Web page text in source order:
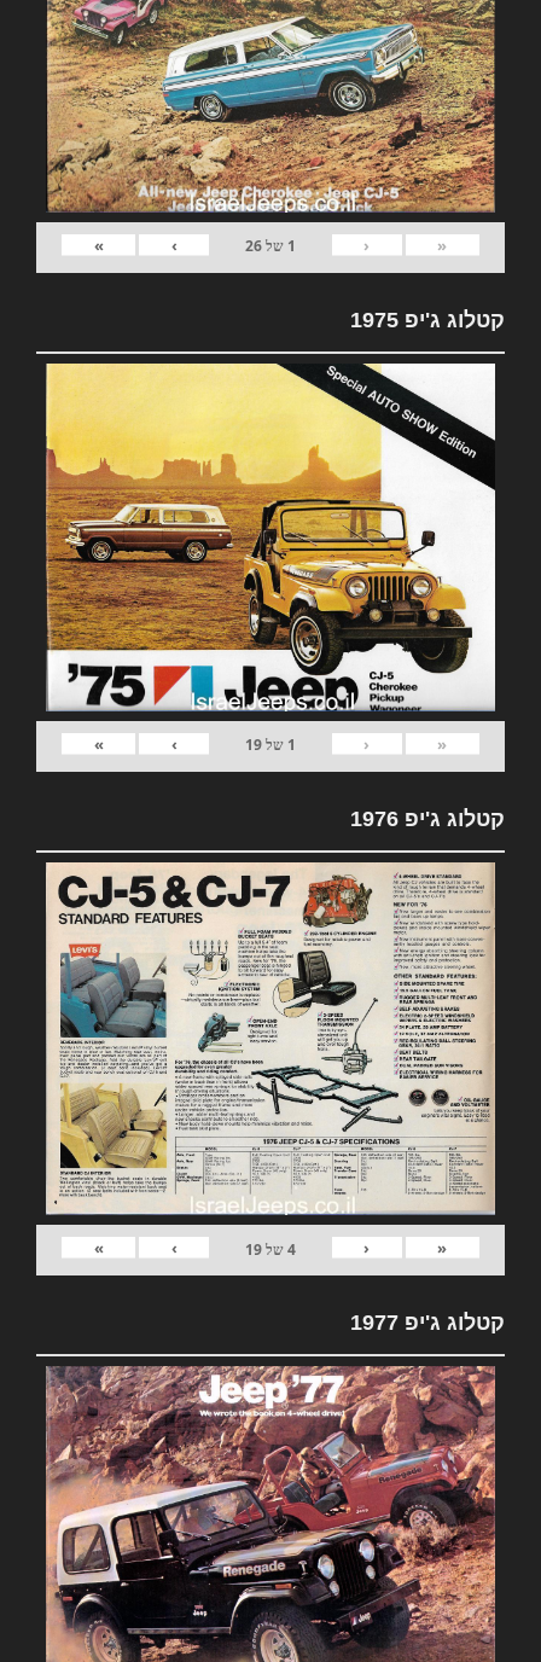
«
‹
1 של26
›
»
קטלוג ג'יפ 1975
«
‹
1 של19
›
»
קטלוג ג'יפ 1976
«
‹
4של19
›
»
קטלוג ג'יפ 1977